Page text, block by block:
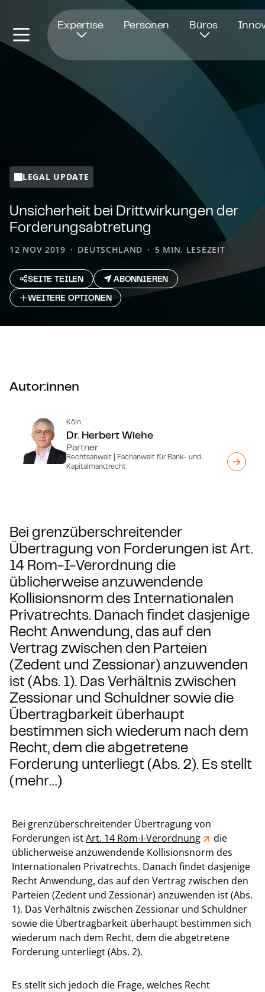
Expertise Personen Büros
LEGAL UPDATE
Unsicherheit bei Dritt­wir­kun­gen der
For­de­rungs­ab­tre­tung
12 NOV 2019 DEUTSCHLAND 5 MIN. LESEZEIT
SEITE TEILEN
ABONNIEREN
WEITERE OPTIONEN
Autor:innen
Köln
Dr. Herbert Wiehe
Partner
Rechtsanwalt | Fachanwalt für Bank- und
Kapitalmarktrecht
Bei grenzüberschreitender
Übertragung von Forderungen ist Art.
14 Rom-I-Verordnung die
üblicherweise anzuwendende
Kollisionsnorm des Internationalen
Privatrechts. Danach findet dasjenige
Recht Anwendung, das auf den
Vertrag zwischen den Parteien
(Zedent und Zessionar) anzuwenden
ist (Abs. 1). Das Verhältnis zwischen
Zessionar und Schuldner sowie die
Übertragbarkeit überhaupt
bestimmen sich wiederum nach dem
Recht, dem die abgetretene
Forderung unterliegt (Abs. 2). Es stellt
(mehr…)
Bei grenzüberschreitender Übertragung von
Forderungen istArt. 14 Rom-I-Verordnung
die
üblicherweise anzuwendende Kollisionsnorm des
Internationalen Privatrechts. Danach findet dasjenige
Recht Anwendung, das auf den Vertrag zwischen den
Parteien (Zedent und Zessionar) anzuwenden ist (Abs.
1). Das Verhältnis zwischen Zessionar und Schuldner
sowie die Übertragbarkeit überhaupt bestimmen sich
wiederum nach dem Recht, dem die abgetretene
Forderung unterliegt (Abs. 2).
Es stellt sich jedoch die Frage, welches Recht
Öffnet in einem neuen Fenster